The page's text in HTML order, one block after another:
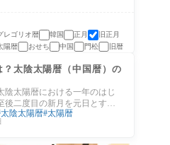
レゴリオ暦 韓国 正月
旧正月
陽暦 おせち 中国 門松 旧暦
？太陰太陽暦（中国暦）の
陰太陽暦における一年のはじ
後二度目の新月を元日とする
。日本でも近代以前は旧暦で
太陰太陽暦 太陽暦